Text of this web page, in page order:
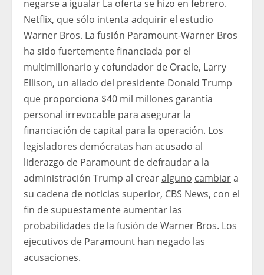
negarse a igualar La oferta se hizo en febrero.
Netflix, que sólo intenta adquirir el estudio
Warner Bros. La fusión Paramount-Warner Bros
ha sido fuertemente financiada por el
multimillonario y cofundador de Oracle, Larry
Ellison, un aliado del presidente Donald Trump
que proporciona $40 mil millones garantía
personal irrevocable para asegurar la
financiación de capital para la operación. Los
legisladores demócratas han acusado al
liderazgo de Paramount de defraudar a la
administración Trump al crearalguno cambiara
su cadena de noticias superior, CBS News, con el
fin de supuestamente aumentar las
probabilidades de la fusión de Warner Bros. Los
ejecutivos de Paramount han negado las
acusaciones.